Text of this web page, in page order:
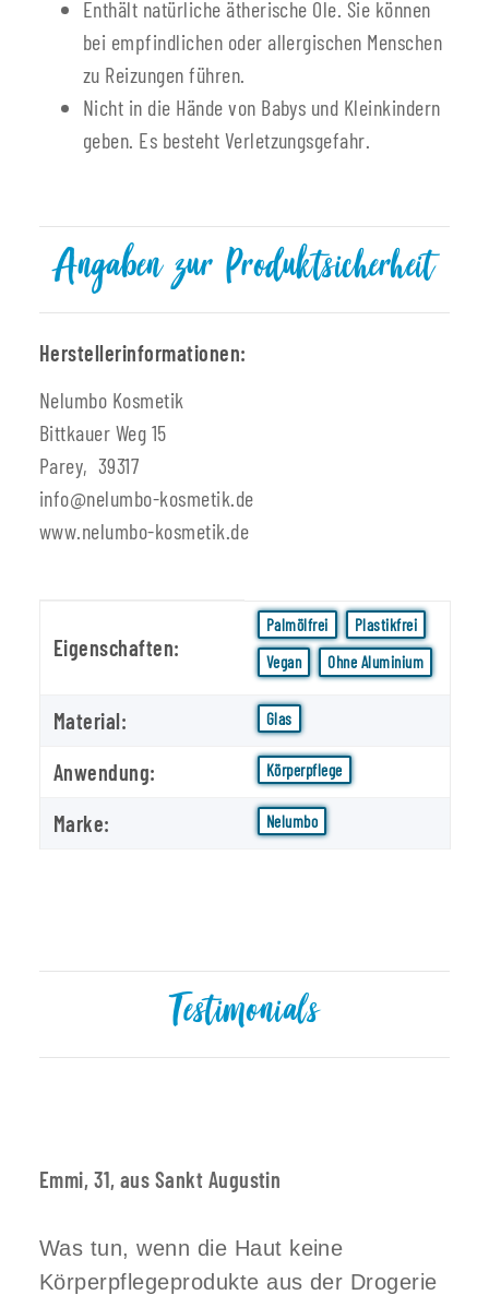
Enthält natürliche ätherische Öle. Sie können
bei empfindlichen oder allergischen Menschen
zu Reizungen führen.
Nicht in die Hände von Babys und Kleinkindern
geben. Es besteht Verletzungsgefahr.
Angaben zur Produktsicherheit
Herstellerinformationen:
Nelumbo Kosmetik
Bittkauer Weg 15
Parey, 39317
info@nelumbo-kosmetik.de
www.nelumbo-kosmetik.de
Eigenschaften:
Palmölfrei
Plastikfrei
Vegan
Ohne Aluminium
Material: Glas
Anwendung: Körperpflege
Marke: Nelumbo
Testimonials
Emmi, 31, aus Sankt Augustin
Was tun, wenn die Haut keine
Körperpflegeprodukte aus der Drogerie